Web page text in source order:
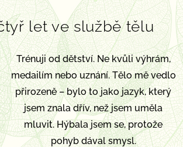
let ve službě tělu
Trénuji od dětství. Ne kvůli výhrám,
medailím nebo uznání. Tělo mě vedlo
přirozeně – bylo to jako jazyk, který
jsem znala dřív, než jsem uměla
mluvit. Hýbala jsem se, protože
pohyb dával smysl.